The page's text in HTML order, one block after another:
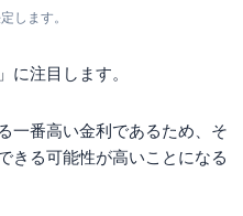
します。
に注目します。
一番高い金利であるため、そ
きる可能性が高いことになる